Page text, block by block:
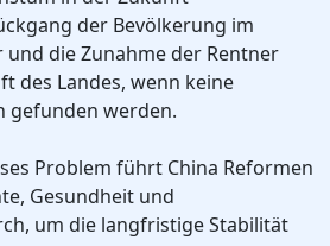
der Bevölkerung im
die Zunahme der Rentner
des Landes, wenn keine
gefunden werden.
Problem führt China Reformen
Gesundheit und
um die langfristige Stabilität